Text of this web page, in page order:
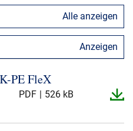
Alle anzeigen
Anzeigen
​PE FleX
PDF 526 kB